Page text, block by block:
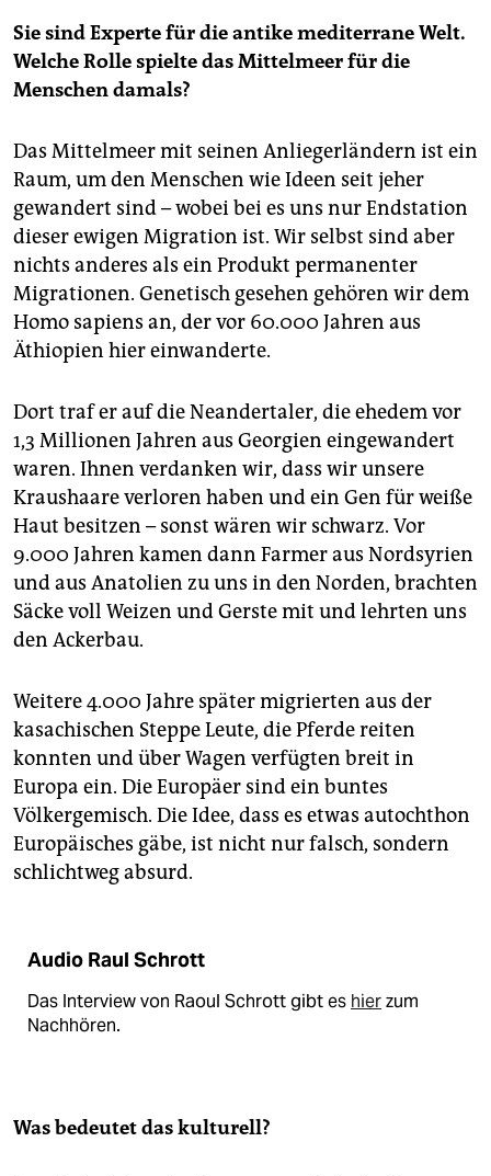
Sie sind Experte für die antike mediterrane Welt.
Welche Rolle spielte das Mittelmeer für die
Menschen damals?
Das Mittelmeer mit seinen Anliegerländern ist ein
Raum, um den Menschen wie Ideen seit jeher
gewandert sind – wobei bei es uns nur Endstation
dieser ewigen Migration ist. Wir selbst sind aber
nichts anderes als ein Produkt permanenter
Migrationen. Genetisch gesehen gehören wir dem
Homo sapiens an, der vor 60.000 Jahren aus
Äthiopien hier einwanderte.
Dort traf er auf die Neandertaler, die ehedem vor
1,3 Millionen Jahren aus Georgien eingewandert
waren. Ihnen verdanken wir, dass wir unsere
Kraushaare verloren haben und ein Gen für weiße
Haut besitzen – sonst wären wir schwarz. Vor
9.000 Jahren kamen dann Farmer aus Nordsyrien
und aus Anatolien zu uns in den Norden, brachten
Säcke voll Weizen und Gerste mit und lehrten uns
den Ackerbau.
Weitere 4.000 Jahre später migrierten aus der
kasachischen Steppe Leute, die Pferde reiten
konnten und über Wagen verfügten breit in
Europa ein. Die Europäer sind ein buntes
Völkergemisch. Die Idee, dass es etwas autochthon
Europäisches gäbe, ist nicht nur falsch, sondern
schlichtweg absurd.
Audio Raul Schrott
Das Interview von Raoul Schrott gibt es hierzum
Nachhören.
Was bedeutet das kulturell?